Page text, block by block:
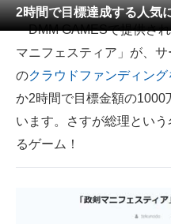
メディア
注目記事を集めた総合ページ
ITの今と未来を見通す
スマホと通信の最新トレンド
進化するPCとデバイスの未来
好きが集まる 比べて選べる
ビジネスと働き方のヒント
2時間で目標達成する人気
DMM GAMESで提供され
マニフェスティア」が、
のクラウドファンディン
か2時間で目標金額の1000
います。さすが総理とい
るゲーム！